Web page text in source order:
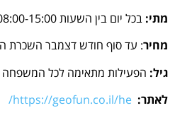
מתי: בכל יום בין השעות 08:00-15:00
מחיר: עד סוף חודש דצמבר השכרת
גיל: הפעילות מתאימה לכל המשפחה
לאתר: https://geofun.co.il/he/